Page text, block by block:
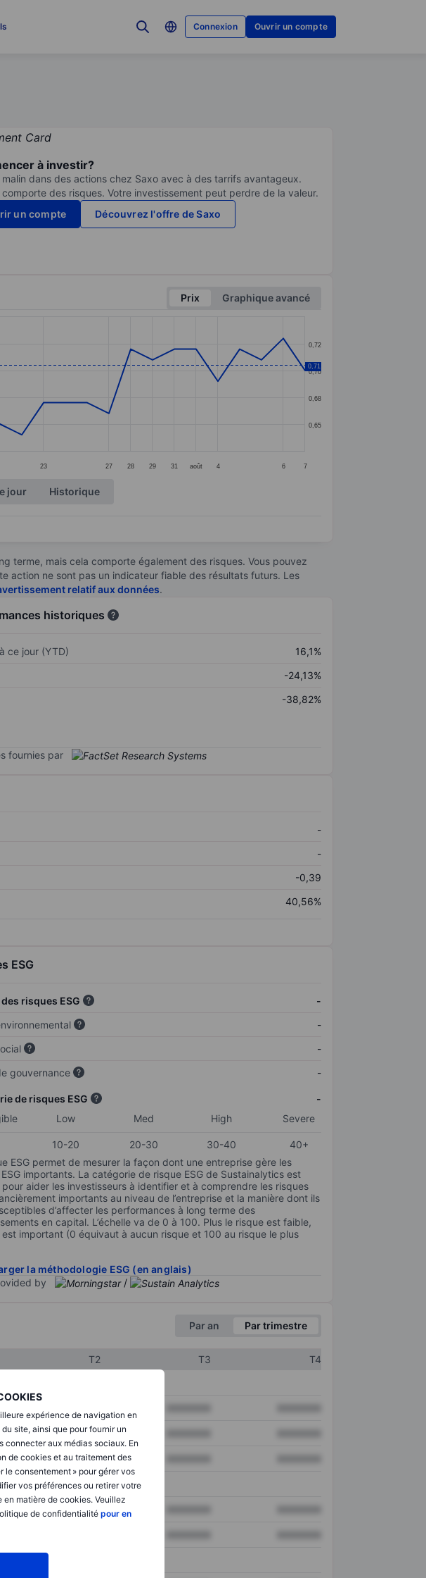
Connexion Ouvrir un compte
expérience de navigation en
site, ainsi que pour fournir un
aux médias sociaux. En
de cookies et au traitement des
le consentement » pour gérer vos
vos préférences ou retirer votre
matière de cookies. Veuillez
de confidentialité pour en
à investir?
malin dans des actions chez Saxo avec à des tarrifs avantageux.
des risques. Votre investissement peut perdre de la valeur.
un compte
Découvrez l'offre de Saxo
Prix
Graphique avancé
23 27 28 29 31 août 4 6 7
0,65
0,68
0,70
0,72
0,71
jour Historique
terme, mais cela comporte également des risques. Vous pouvez
action ne sont pas un indicateur fiable des résultats futurs. Les
relatif aux données.
historiques
ce jour (YTD)
16,1%
-24,13%
-38,82%
fournies par
-
-
-0,39
40,56%
ESG
risques ESG
-
-
-
gouvernance
-
de risques ESG
-
Low Med High Severe
10-20 20-30 30-40
40+
ESG permet de mesurer la façon dont une entreprise gère les
importants. La catégorie de risque ESG de Sustainalytics est
aider les investisseurs à identifier et à comprendre les risques
importants au niveau de l’entreprise et la manière dont ils
d’affecter les performances à long terme des
en capital. L’échelle va de 0 à 100. Plus le risque est faible,
est important (0 équivaut à aucun risque et 100 au risque le plus
la méthodologie ESG (en anglais)
by
/
Par an Par trimestre
T2 T3
T4
XXXXXXX
XXXXXXX
XXXXXXX